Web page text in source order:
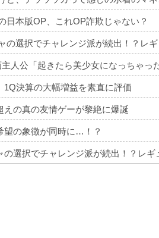
日本版OP、これOP詐欺じゃない？
の選択でチャレンジ派が続出！？レ
人公「起きたら美少女になっちゃっ
決算の大幅増益を素直に評価
えの真の友情ゲーが黎絶に爆誕
望の象徴が同時に…！？
の選択でチャレンジ派が続出！？レ